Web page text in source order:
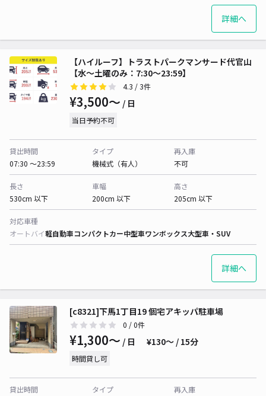
詳細へ
【ハイルーフ】トラストパークマンサード代官山
【水～土曜のみ：7:30～23:59】
4.3 / 3件
¥3,500〜 / 日
当日予約不可
貸出時間
07:30 〜23:59
タイプ
機械式（有人）
再入庫
不可
長さ
530cm 以下
車幅
200cm 以下
高さ
205cm 以下
対応車種
オートバイ軽自動車コンパクトカー中型車ワンボックス大型車・SUV
詳細へ
[c8321]下馬1丁目19 個宅アキッパ駐車場
0 / 0件
¥1,300〜 / 日 ¥130〜 / 15分
時間貸し可
貸出時間
タイプ
再入庫